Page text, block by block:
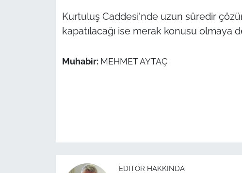
Kurtuluş Caddesi'nde uzun süredir
kapatılacağı ise merak konusu olmaya
Muhabir: MEHMET AYTAÇ
EDITÖR HAKKINDA